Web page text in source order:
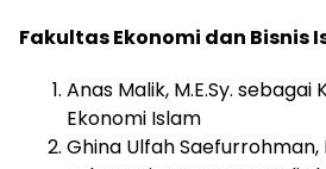
Fakultas Ekonomi dan Bisnis
Anas Malik, M.E.Sy.
Ekonomi Islam
Ghina Ulfah Saefurrohman,